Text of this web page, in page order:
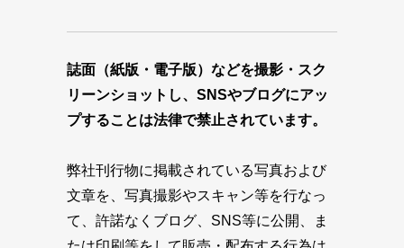
誌面（紙版・電子版）などを撮影・スク
リーンショットし、SNSやブログにアッ
プすることは法律で禁止されています。
弊社刊行物に掲載されている写真および
文章を、写真撮影やスキャン等を行なっ
て、許諾なくブログ、SNS等に公開、ま